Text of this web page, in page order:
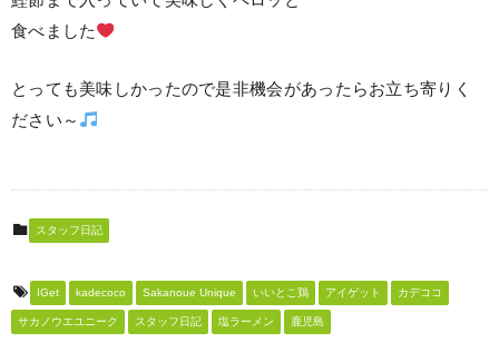
食べました
とっても美味しかったので是非機会があったらお立ち寄りく
ださい～
スタッフ日記
IGet kadecoco Sakanoue Unique いいとこ鶏 アイゲット カデココ
サカノウエユニーク スタッフ日記 塩ラーメン 鹿児島